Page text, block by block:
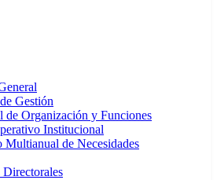
Gestión
de Organización y Funciones
Institucional
Multianual de Necesidades
Directorales